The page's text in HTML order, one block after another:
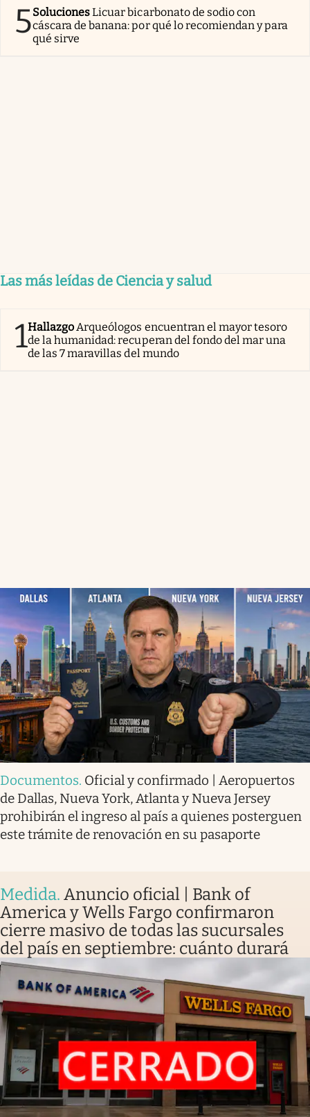
5SolucionesLicuar bicarbonato de sodio con
cáscara de banana: por qué lo recomiendan y para
qué sirve
Las más leídas de Ciencia y salud
1HallazgoArqueólogos encuentran el mayor tesoro
de la humanidad: recuperan del fondo del mar una
de las 7 maravillas del mundo
Documentos. Oficial y confirmado | Aeropuertos
de Dallas, Nueva York, Atlanta y Nueva Jersey
prohibirán el ingreso al país a quienes posterguen
este trámite de renovación en su pasaporte
Medida. Anuncio oficial | Bank of
America y Wells Fargo confirmaron
cierre masivo de todas las sucursales
del país en septiembre: cuánto durará